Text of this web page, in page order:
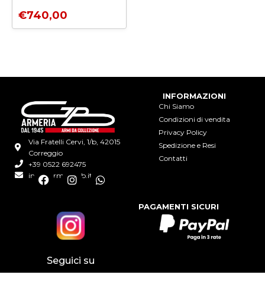
€740,00
Via Fratelli Cervi, 1/b, 42015
Correggio
+39 0522 692475
info@armeriagb.it
F
k
I
t
a
g
a
m
W
INFORMAZIONI
Chi Siamo
Condizioni di vendita
Privacy Policy
Spedizione e Resi
Contatti
Seguici su
PAGAMENTI SICURI